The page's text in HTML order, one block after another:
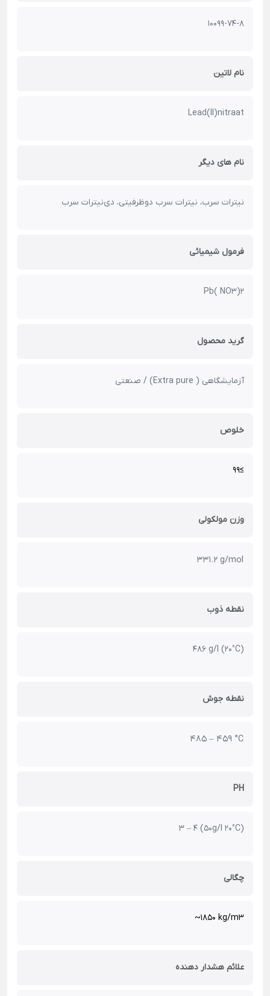
10099-74-8
نام لاتین
Lead(II)nitraat
نام های دیگر
نیترات سرب، نیترات سرب دوظرفیتی، دی‌نیترات سرب
فرمول شیمیائی
Pb( NO3)2
گرید محصول
آزمایشگاهی ( Extra pure) / صنعتی
خلوص
≥99
وزن مولکولی
331.2 g/mol
نقطه ذوب
486 g/l (20°C)
نقطه جوش
485 – 459 °C
PH
3 – 4 (50g/l 20°C)
چگالی
~1850 kg/m3
علائم هشدار دهنده